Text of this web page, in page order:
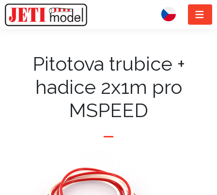
Pitotova trubice +
hadice 2x1m pro
MSPEED